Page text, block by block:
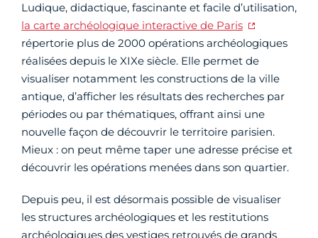
Ludique, didactique, fascinante et facile d’utilisation,
la carte archéologique interactive de Paris
répertorie plus de 2000 opérations archéologiques
réalisées depuis le XIXe siècle. Elle permet de
visualiser notamment les constructions de la ville
antique, d’afficher les résultats des recherches par
périodes ou par thématiques, offrant ainsi une
nouvelle façon de découvrir le territoire parisien.
Mieux : on peut même taper une adresse précise et
découvrir les opérations menées dans son quartier.
Depuis peu, il est désormais possible de visualiser
les structures archéologiques et les restitutions
archéologiques des vestiges retrouvés de grands